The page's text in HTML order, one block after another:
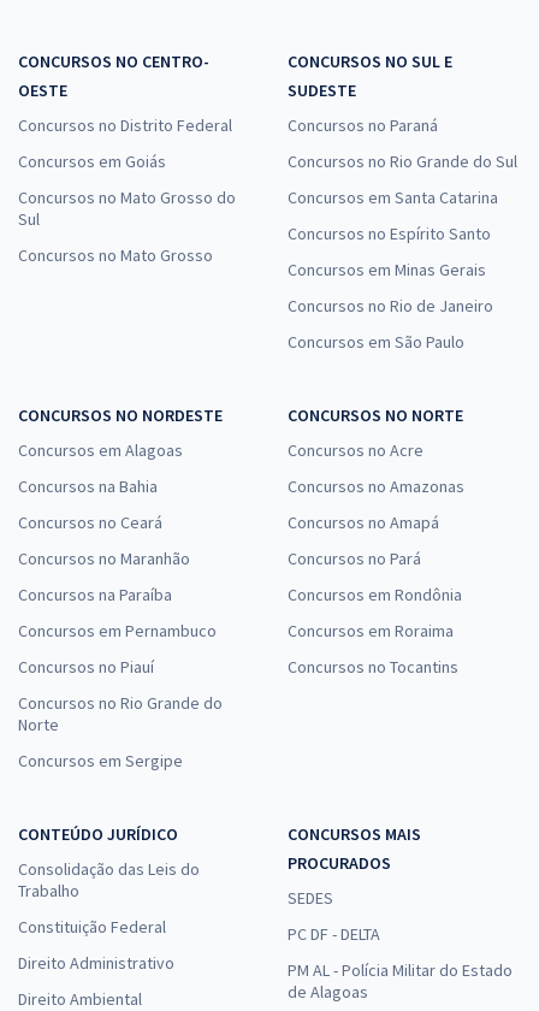
CONCURSOS NO CENTRO-
OESTE
Concursos no Distrito Federal
Concursos em Goiás
Concursos no Mato Grosso do
Sul
Concursos no Mato Grosso
CONCURSOS NO SUL E
SUDESTE
Concursos no Paraná
Concursos no Rio Grande do Sul
Concursos em Santa Catarina
Concursos no Espírito Santo
Concursos em Minas Gerais
Concursos no Rio de Janeiro
Concursos em São Paulo
CONCURSOS NO NORDESTE
Concursos em Alagoas
Concursos na Bahia
Concursos no Ceará
Concursos no Maranhão
Concursos na Paraíba
Concursos em Pernambuco
Concursos no Piauí
Concursos no Rio Grande do
Norte
Concursos em Sergipe
CONCURSOS NO NORTE
Concursos no Acre
Concursos no Amazonas
Concursos no Amapá
Concursos no Pará
Concursos em Rondônia
Concursos em Roraima
Concursos no Tocantins
CONTEÚDO JURÍDICO
Consolidação das Leis do
Trabalho
Constituição Federal
Direito Administrativo
Direito Ambiental
CONCURSOS MAIS
PROCURADOS
SEDES
PC DF - DELTA
PM AL - Polícia Militar do Estado
de Alagoas